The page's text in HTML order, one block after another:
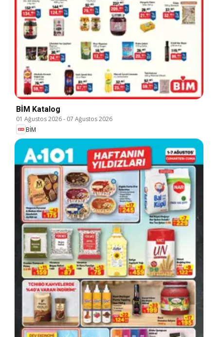
BİM Katalog
01 Ağustos 2026- 07 Ağustos 2026
BİM